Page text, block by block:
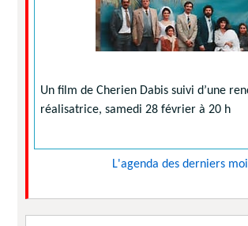
Un film de Cherien Dabis suivi d’une
réalisatrice, samedi 28 février à 20 h
L'agenda des derniers